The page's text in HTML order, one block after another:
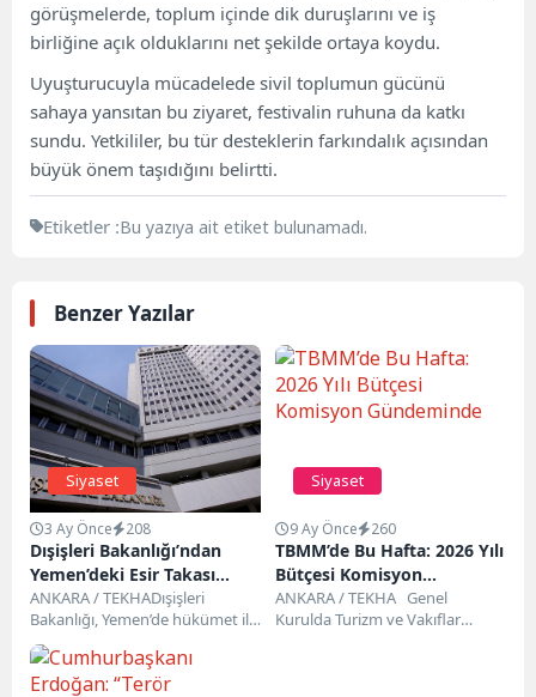
görüşmelerde, toplum içinde dik duruşlarını ve iş
birliğine açık olduklarını net şekilde ortaya koydu.
Uyuşturucuyla mücadelede sivil toplumun gücünü
sahaya yansıtan bu ziyaret, festivalin ruhuna da katkı
sundu. Yetkililer, bu tür desteklerin farkındalık açısından
büyük önem taşıdığını belirtti.
Etiketler :Bu yazıya ait etiket bulunamadı.
Benzer Yazılar
Siyaset
3 Ay Önce 208
Dışişleri Bakanlığı’ndan
Yemen’deki Esir Takası
Mutabakatına İlişkin
Açıklama
ANKARA / TEKHADışişleri
Bakanlığı, Yemen’de hükümet ile
Husiler arasında tutukluların
serbest bırakılması konusunda
varılan mutabakatın...
Siyaset
9 Ay Önce 260
TBMM’de Bu Hafta: 2026 Yılı
Bütçesi Komisyon
Gündeminde
ANKARA / TEKHA Genel
Kurulda Turizm ve Vakıflar